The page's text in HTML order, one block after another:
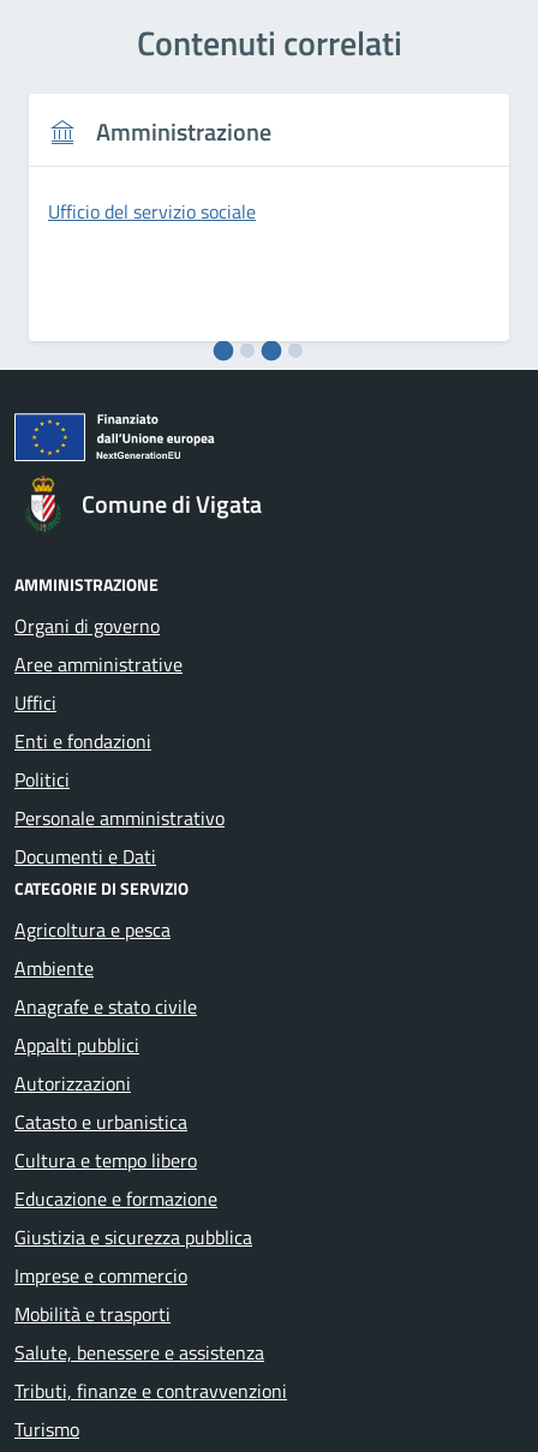
Contenuti correlati
Amministrazione
Ufficio del servizio sociale
Comune di Vigata
AMMINISTRAZIONE
Organi di governo
Aree amministrative
Uffici
Enti e fondazioni
Politici
Personale amministrativo
Documenti e Dati
CATEGORIE DI SERVIZIO
Agricoltura e pesca
Ambiente
Anagrafe e stato civile
Appalti pubblici
Autorizzazioni
Catasto e urbanistica
Cultura e tempo libero
Educazione e formazione
Giustizia e sicurezza pubblica
Imprese e commercio
Mobilità e trasporti
Salute, benessere e assistenza
Tributi, finanze e contravvenzioni
Turismo